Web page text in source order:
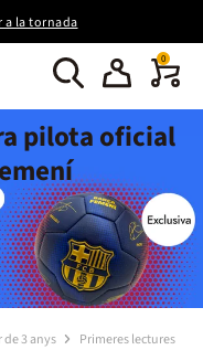
a la tornada
0
pilota oficial
de 3 anys Primeres lectures